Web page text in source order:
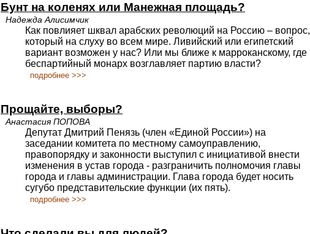
Бунт на коленях или Манежная площадь?
Надежда Алисимчик
Как повлияет шквал арабских революций на Россию – вопрос,
который на слуху во всем мире. Ливийский или египетский
вариант возможен у нас? Или мы ближе к марроканскому, где
беспартийный монарх возглавляет партию власти?
подробнее >>>
Прощайте, выборы?
Анастасия ПОПОВА
Депутат Дмитрий Пенязь (член «Единой России») на
заседании комитета по местному самоуправлению,
правопорядку и законности выступил с инициативой внести
изменения в устав города - разграничить полномочия главы
города и главы администрации. Глава города будет носить
сугубо представительские функции (их пять).
подробнее >>>